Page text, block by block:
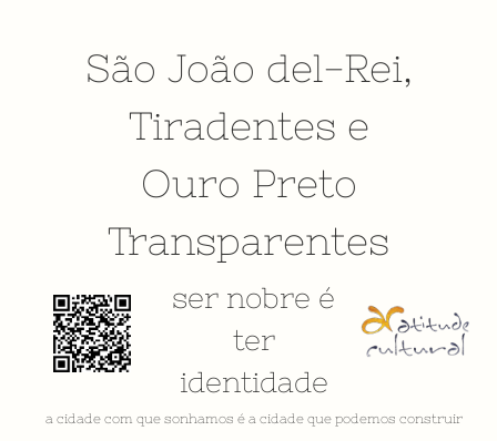
São João del-Rei,
Tiradentes e
Ouro Preto
Transparentes
ser nobre é
ter
identidade
a cidade com que sonhamos é a cidade que podemos construir